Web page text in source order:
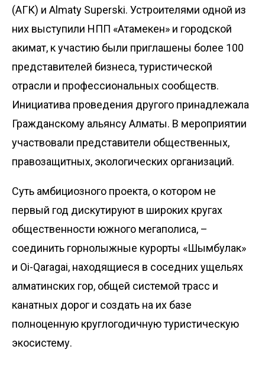
(АГК) и Almaty Superski. Устроителями одной из
них выступили НПП «Атамекен» и городской
акимат, к участию были приглашены более 100
представителей бизнеса, туристической
отрасли и профессиональных сообществ.
Инициатива проведения другого принадлежала
Гражданскому альянсу Алматы. В мероприятии
участвовали представители общественных,
правозащитных, экологических организаций.
Суть амбициозного проекта, о котором не
первый год дис­кутируют в широких кругах
общественности южного мегаполиса, –
соединить горнолыжные курорты «Шымбулак»
и Oi-Qaragai, находящиеся в соседних ущельях
алматинских гор, общей системой трасс и
канатных дорог и создать на их базе
полноценную круглогодичную туристическую
экосистему.